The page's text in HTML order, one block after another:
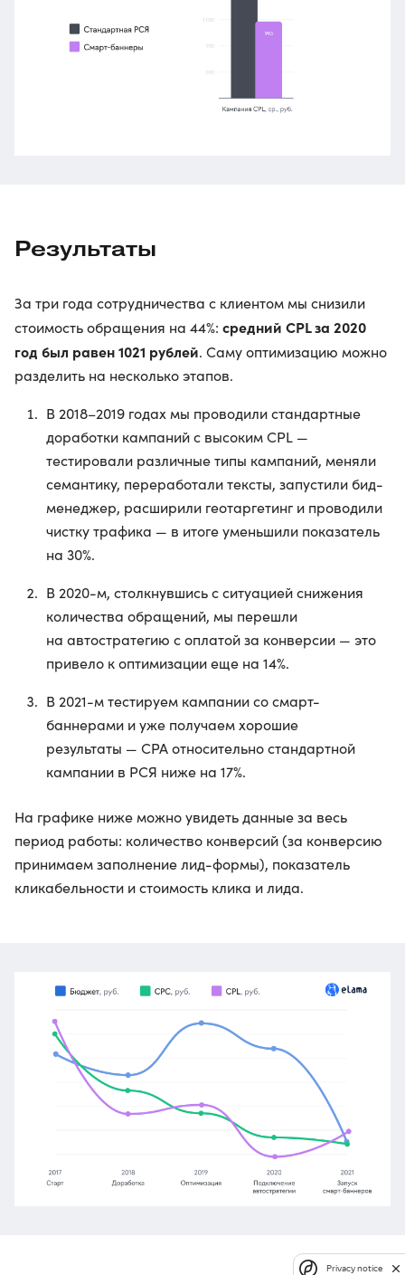
Результаты
За три года сотрудничества с клиентом мы снизили
стоимость обращения на 44%: средний CPL за 2020
год был равен 1021 рублей. Саму оптимизацию можно
разделить на несколько этапов.
В 2018–2019 годах мы проводили стандартные
доработки кампаний с высоким CPL —
тестировали различные типы кампаний, меняли
семантику, переработали тексты, запустили бид-
менеджер, расширили геотаргетинг и проводили
чистку трафика — в итоге уменьшили показатель
на 30%.
В 2020-м, столкнувшись с ситуацией снижения
количества обращений, мы перешли
на автостратегию с оплатой за конверсии — это
привело к оптимизации еще на 14%.
В 2021-м тестируем кампании со смарт-
баннерами и уже получаем хорошие
результаты — CPA относительно стандартной
кампании в РСЯ ниже на 17%.
На графике ниже можно увидеть данные за весь
период работы: количество конверсий (за конверсию
принимаем заполнение лид-формы), показатель
кликабельности и стоимость клика и лида.
Privacy notice